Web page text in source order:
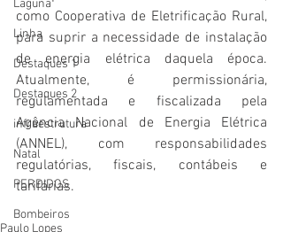
Laguna
Linha
Destaques 1
Destaques 2
infraestrutura
Natal
PERDIDOS
Bombeiros
como Cooperativa de Eletrificação Rural,
para suprir a necessidade de instalação
de energia elétrica daquela época.
Atualmente, é permissionária,
regulamentada e fiscalizada pela
Agência Nacional de Energia Elétrica
(ANNEL), com responsabilidades
regulatórias, fiscais, contábeis e
tarifárias.
Paulo Lopes